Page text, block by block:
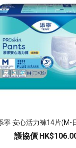
寧 安心活力褲14片(M-
護協價